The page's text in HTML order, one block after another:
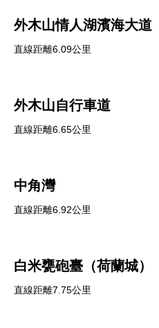
外木山情人湖濱海大道
直線距離6.09公里
外木山自行車道
直線距離6.65公里
中角灣
直線距離6.92公里
白米甕砲臺（荷蘭城）
直線距離7.75公里